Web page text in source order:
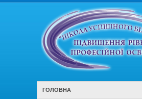
ГОЛОВНА